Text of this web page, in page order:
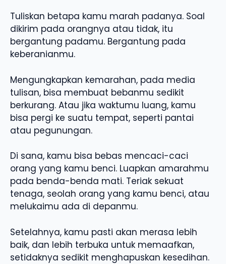
Tuliskan betapa kamu marah padanya. Soal
dikirim pada orangnya atau tidak, itu
bergantung padamu. Bergantung pada
keberanianmu.
Mengungkapkan kemarahan, pada media
tulisan, bisa membuat bebanmu sedikit
berkurang. Atau jika waktumu luang, kamu
bisa pergi ke suatu tempat, seperti pantai
atau pegunungan.
Di sana, kamu bisa bebas mencaci-caci
orang yang kamu benci. Luapkan amarahmu
pada benda-benda mati. Teriak sekuat
tenaga, seolah orang yang kamu benci, atau
melukaimu ada di depanmu.
Setelahnya, kamu pasti akan merasa lebih
baik, dan lebih terbuka untuk memaafkan,
setidaknya sedikit menghapuskan kesedihan.